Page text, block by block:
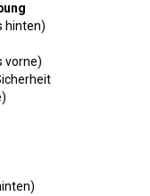
hinten)
vorne)